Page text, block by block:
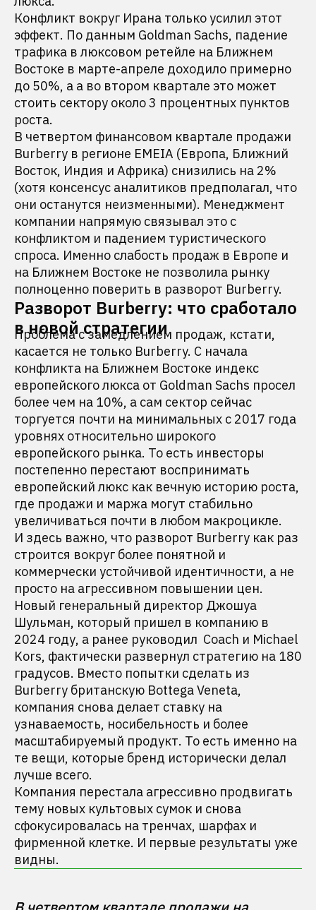
Конфликт вокруг Ирана только усилил этот
эффект. По данным Goldman Sachs, падение
трафика в люксовом ретейле на Ближнем
Востоке в марте-апреле доходило примерно
до 50%, а а во втором квартале это может
стоить сектору около 3 процентных пунктов
роста.
В четвертом финансовом квартале продажи
Burberry в регионе EMEIA (Европа, Ближний
Восток, Индия и Африка) снизились на 2%
(хотя консенсус аналитиков предполагал, что
они останутся неизменными). Менеджмент
компании напрямую связывал это с
конфликтом и падением туристического
спроса. Именно слабость продаж в Европе и
на Ближнем Востоке не позволила рынку
полноценно поверить в разворот Burberry.
Разворот Burberry: что сработало
в новой стратегии
Проблема с замедлением продаж, кстати,
касается не только Burberry. С начала
конфликта на Ближнем Востоке индекс
европейского люкса от Goldman Sachs просел
более чем на 10%, а сам сектор сейчас
торгуется почти на минимальных с 2017 года
уровнях относительно широкого
европейского рынка. То есть инвесторы
постепенно перестают воспринимать
европейский люкс как вечную историю роста,
где продажи и маржа могут стабильно
увеличиваться почти в любом макроцикле.
И здесь важно, что разворот Burberry как раз
строится вокруг более понятной и
коммерчески устойчивой идентичности, а не
просто на агрессивном повышении цен.
Новый генеральный директор Джошуа
Шульман, который пришел в компанию в
2024 году, а ранее руководил Coach и Michael
Kors, фактически развернул стратегию на 180
градусов. Вместо попытки сделать из
Burberry британскую Bottega Veneta,
компания снова делает ставку на
узнаваемость, носибельность и более
масштабируемый продукт. То есть именно на
те вещи, которые бренд исторически делал
лучше всего.
Компания перестала агрессивно продвигать
тему новых культовых сумок и снова
сфокусировалась на тренчах, шарфах и
фирменной клетке. И первые результаты уже
видны.